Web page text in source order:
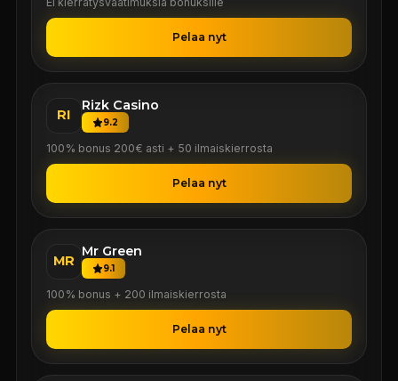
Pelaa nyt
RI
Rizk Casino
9.2
100% bonus 200€ asti + 50 ilmaiskierrosta
Pelaa nyt
MR
Mr Green
9.1
100% bonus + 200 ilmaiskierrosta
Pelaa nyt